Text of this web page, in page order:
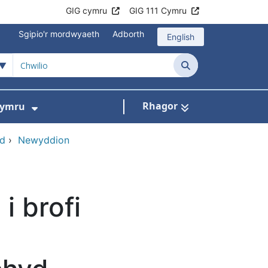
GIG cymru GIG 111 Cymru
Sgipio'r mordwyaeth Adborth English
Chwilio
Rhagor
› Newyddion
i brofi